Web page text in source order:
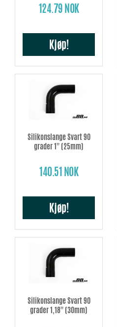
124.79 NOK
Kjøp!
Silikonslange Svart 90
grader 1'' (25mm)
140.51 NOK
Kjøp!
Silikonslange Svart 90
grader 1,18'' (30mm)